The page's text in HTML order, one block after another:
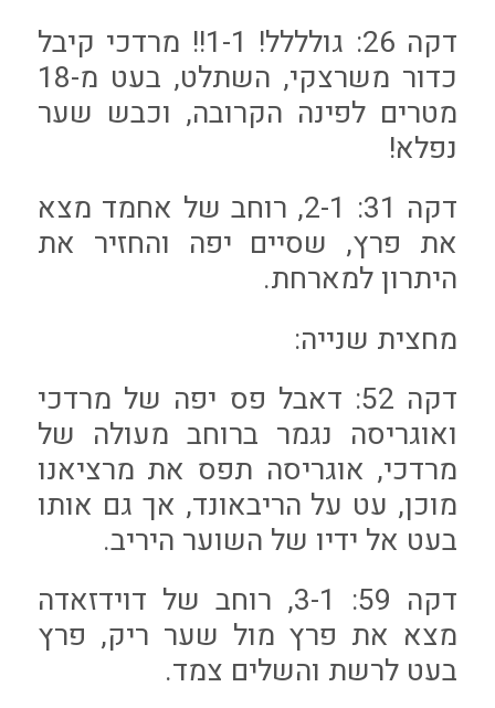
דקה 26: גולללל! 1-1!! מרדכי קיבל
כדור משרצקי, השתלט, בעט מ-18
מטרים לפינה הקרובה, וכבש שער
נפלא!
דקה 31: 2-1, רוחב של אחמד מצא
את פרץ, שסיים יפה והחזיר את
היתרון למארחת.
מחצית שנייה:
דקה 52: דאבל פס יפה של מרדכי
ואוגריסה נגמר ברוחב מעולה של
מרדכי, אוגריסה תפס את מרציאנו
מוכן, עט על הריבאונד, אך גם אותו
בעט אל ידיו של השוער היריב.
דקה 59: 3-1, רוחב של דוידזאדה
מצא את פרץ מול שער ריק, פרץ
בעט לרשת והשלים צמד.